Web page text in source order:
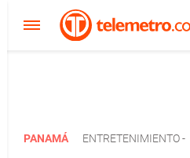
PANAMÁ ENTRETENIMIENTO-